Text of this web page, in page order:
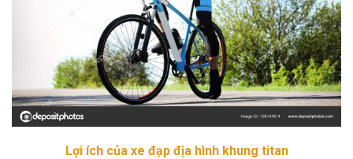
Lợi ích của xe đạp địa hình khung titan